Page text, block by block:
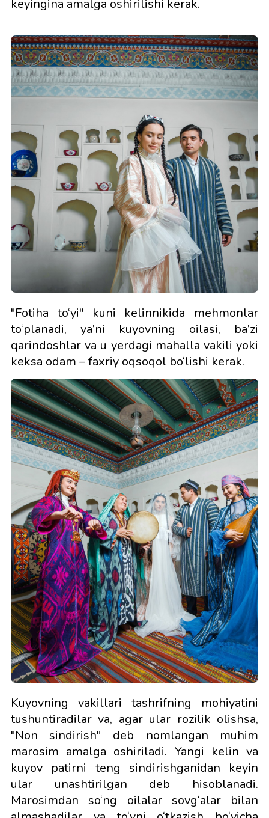
keyingina amalga oshirilishi kerak.
"Fotiha to‘yi" kuni kelinnikida mehmonlar
to‘planadi, ya’ni kuyovning oilasi, ba’zi
qarindoshlar va u yerdagi mahalla vakili yoki
keksa odam – faxriy oqsoqol bo‘lishi kerak.
Kuyovning vakillari tashrifning mohiyatini
tushuntiradilar va, agar ular rozilik olishsa,
"Non sindirish" deb nomlangan muhim
marosim amalga oshiriladi. Yangi kelin va
kuyov patirni teng sindirishganidan keyin
ular unashtirilgan deb hisoblanadi.
Marosimdan so‘ng oilalar sovg‘alar bilan